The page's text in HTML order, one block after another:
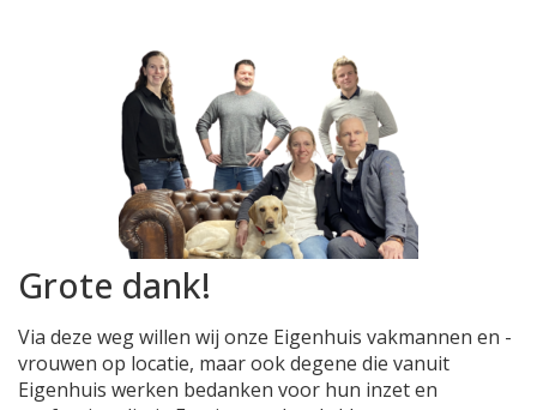
Grote dank!
Via deze weg willen wij onze Eigenhuis vakmannen en -
vrouwen op locatie, maar ook degene die vanuit
Eigenhuis werken bedanken voor hun inzet en